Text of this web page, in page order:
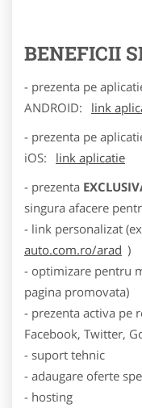
BENEFICII
- prezenta pe
ANDROID:
link
- prezenta pe
iOS:
link aplicatie
- prezenta
singura afacere
- link personalizat
auto.com.ro/arad )
- optimizare pentru
pagina promovata)
- prezenta activa pe
Facebook, Twitter,
- suport tehnic
- adaugare oferte
- hosting